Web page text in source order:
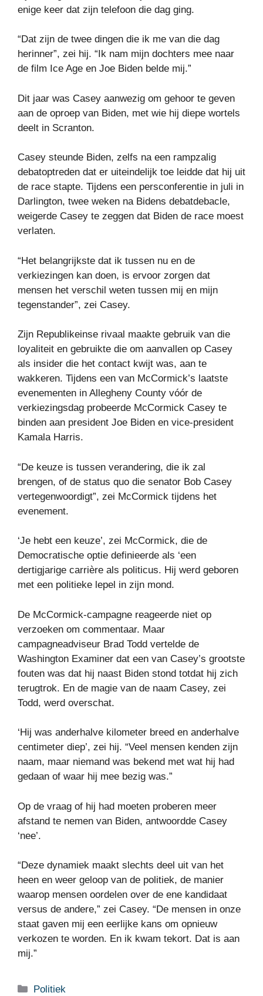
enige keer dat zijn telefoon die dag ging.
“Dat zijn de twee dingen die ik me van die dag
herinner”, zei hij. “Ik nam mijn dochters mee naar
de film Ice Age en Joe Biden belde mij.”
Dit jaar was Casey aanwezig om gehoor te geven
aan de oproep van Biden, met wie hij diepe wortels
deelt in Scranton.
Casey steunde Biden, zelfs na een rampzalig
debatoptreden dat er uiteindelijk toe leidde dat hij uit
de race stapte. Tijdens een persconferentie in juli in
Darlington, twee weken na Bidens debatdebacle,
weigerde Casey te zeggen dat Biden de race moest
verlaten.
“Het belangrijkste dat ik tussen nu en de
verkiezingen kan doen, is ervoor zorgen dat
mensen het verschil weten tussen mij en mijn
tegenstander”, zei Casey.
Zijn Republikeinse rivaal maakte gebruik van die
loyaliteit en gebruikte die om aanvallen op Casey
als insider die het contact kwijt was, aan te
wakkeren. Tijdens een van McCormick’s laatste
evenementen in Allegheny County vóór de
verkiezingsdag probeerde McCormick Casey te
binden aan president Joe Biden en vice-president
Kamala Harris.
“De keuze is tussen verandering, die ik zal
brengen, of de status quo die senator Bob Casey
vertegenwoordigt”, zei McCormick tijdens het
evenement.
‘Je hebt een keuze’, zei McCormick, die de
Democratische optie definieerde als ‘een
dertigjarige carrière als politicus. Hij werd geboren
met een politieke lepel in zijn mond.
De McCormick-campagne reageerde niet op
verzoeken om commentaar. Maar
campagneadviseur Brad Todd vertelde de
Washington Examiner dat een van Casey’s grootste
fouten was dat hij naast Biden stond totdat hij zich
terugtrok. En de magie van de naam Casey, zei
Todd, werd overschat.
‘Hij was anderhalve kilometer breed en anderhalve
centimeter diep’, zei hij. “Veel mensen kenden zijn
naam, maar niemand was bekend met wat hij had
gedaan of waar hij mee bezig was.”
Op de vraag of hij had moeten proberen meer
afstand te nemen van Biden, antwoordde Casey
‘nee’.
“Deze dynamiek maakt slechts deel uit van het
heen en weer geloop van de politiek, de manier
waarop mensen oordelen over de ene kandidaat
versus de andere,” zei Casey. “De mensen in onze
staat gaven mij een eerlijke kans om opnieuw
verkozen te worden. En ik kwam tekort. Dat is aan
mij.”
Categorieën
Politiek